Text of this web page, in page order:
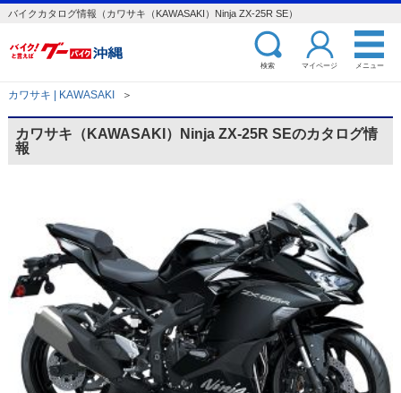
バイクカタログ情報（カワサキ（KAWASAKI）Ninja ZX-25R SE）
検索 マイページ メニュー
カワサキ | KAWASAKI ＞
カワサキ（KAWASAKI）Ninja ZX-25R SEのカタログ情
報